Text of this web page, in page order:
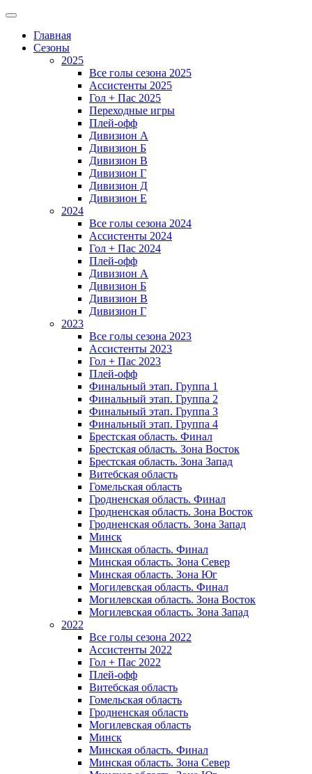
Главная
Сезоны
2025
Все голы сезона 2025
Ассистенты 2025
Гол + Пас 2025
Переходные игры
Плей-офф
Дивизион A
Дивизион Б
Дивизион В
Дивизион Г
Дивизион Д
Дивизион Е
2024
Все голы сезона 2024
Ассистенты 2024
Гол + Пас 2024
Плей-офф
Дивизион A
Дивизион Б
Дивизион В
Дивизион Г
2023
Все голы сезона 2023
Ассистенты 2023
Гол + Пас 2023
Плей-офф
Финальный этап. Группа 1
Финальный этап. Группа 2
Финальный этап. Группа 3
Финальный этап. Группа 4
Брестская область. Финал
Брестская область. Зона Восток
Брестская область. Зона Запад
Витебская область
Гомельская область
Гродненская область. Финал
Гродненская область. Зона Восток
Гродненская область. Зона Запад
Минск
Минская область. Финал
Минская область. Зона Север
Минская область. Зона Юг
Могилевская область. Финал
Могилевская область. Зона Восток
Могилевская область. Зона Запад
2022
Все голы сезона 2022
Ассистенты 2022
Гол + Пас 2022
Плей-офф
Витебская область
Гомельская область
Гродненская область
Могилевская область
Минск
Mинская область. Финал
Минская область. Зона Север